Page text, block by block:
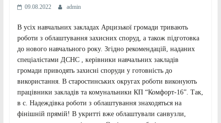
09.08.2022 admin
В усіх навчальних закладах Арцизької громади тривають
роботи з облаштування захисних споруд, а також підготовка
до нового навчального року. Згідно рекомендацій, наданих
спеціалістами ДСНС , керівники навчальних закладів
громади приводять захисні споруди у готовність до
використання. В старостинських округах роботи виконують
працівники закладів та комунальники КП “Комфорт-16”. Так,
в с. Надеждівка роботи з облаштування знаходяться на
фінішній прямій! В укритті вже облаштували санвузли,